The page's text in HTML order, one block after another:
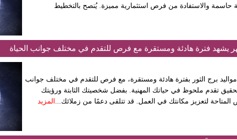
حاسمة والاستفادة من فرص استثمارية مميزة. يُنصح بالتخطيط
يشهد فترة هادئة ومستقرة مع فرص للتقدم في مختلف جوانب الحياة
يتوقع أن يمر مواليد برج الثور بفترة هادئة ومستقرة، مع فرص للتقدم في مختلف جوانب
لتحقيق تقدم ملحوظ في حياتك المهنية. بفضل شخصيتك الثابتة ورؤيتك
المتاحة لتعزيز مكانتك في العمل. قد تتلقى دعمًا من زملائك...
المزيد